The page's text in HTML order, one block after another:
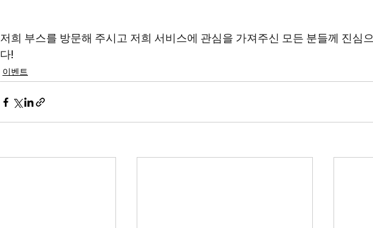
저희 부스를 방문해 주시고 저희 서비스에 관심을 가져주신 모든 분들께 진심
다!
이벤트